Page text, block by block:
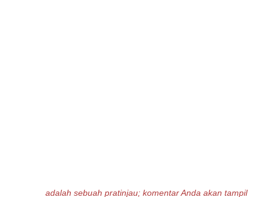
adalah sebuah pratinjau; komentar Anda akan tampil